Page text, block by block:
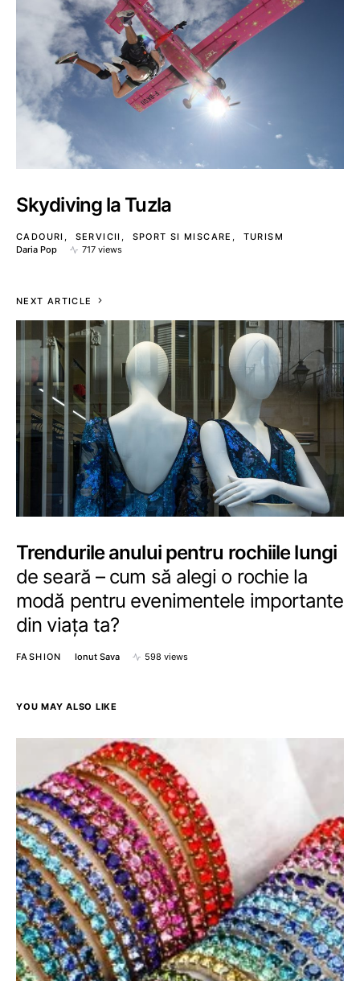
Skydiving la Tuzla
CADOURI SERVICII SPORT SI MISCARE
TURISM
Daria Pop
717 views
NEXT ARTICLE
Trendurile anului pentru rochiile lungi
de seară – cum să alegi o rochie la
modă pentru evenimentele importante
din viața ta?
FASHION Ionut Sava 598 views
YOU MAY ALSO LIKE